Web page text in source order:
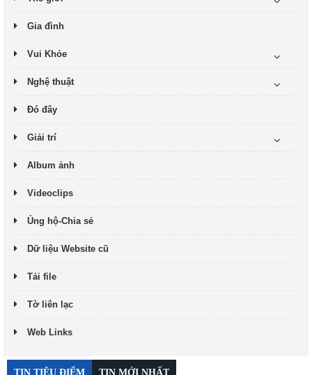
Gia đình
Vui Khỏe
Nghệ thuật
Đó đây
Giải trí
Album ảnh
Videoclips
Ủng hộ-Chia sẻ
Dữ liệu Website cũ
Tải file
Tờ liên lạc
Web Links
TIN TIÊU ĐIỂM TIN MỚI NHẤT